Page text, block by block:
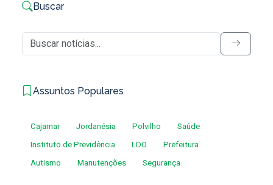
Buscar
Assuntos Populares
Cajamar Jordanésia Polvilho Saúde
Instituto de Previdência LDO Prefeitura
Autismo Manutenções Segurança